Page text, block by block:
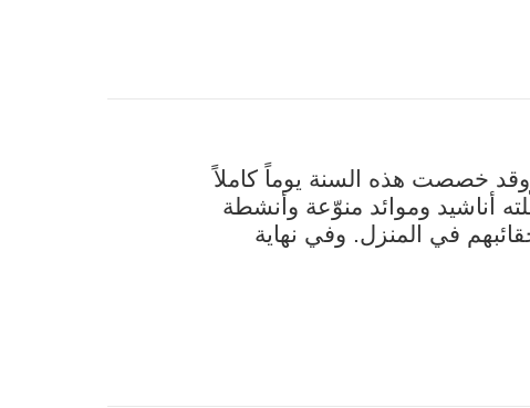
خصصت هذه السنة يوماً كاملاً
أناشيد وموائد منوّعة وأنشطة
في المنزل. وفي نهاية